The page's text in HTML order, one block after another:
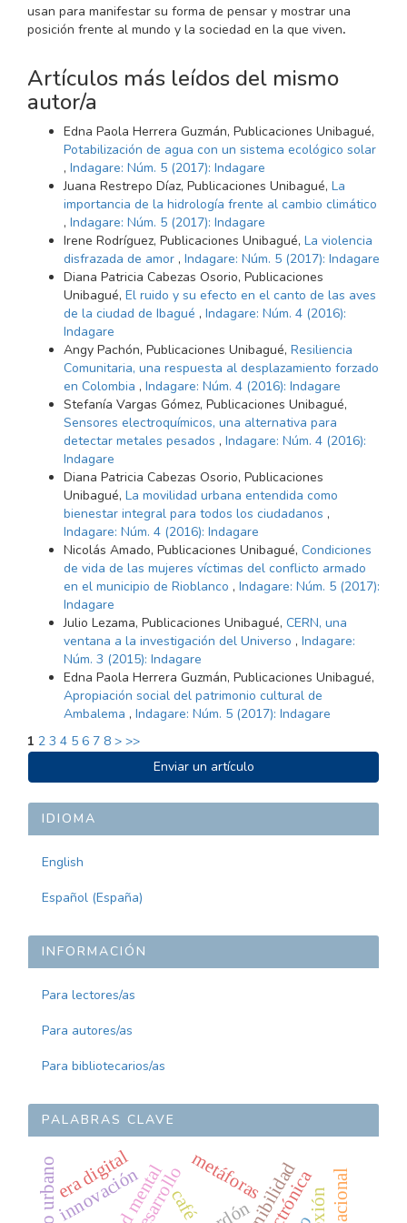
usan para manifestar su forma de pensar y mostrar una
posición frente al mundo y la sociedad en la que viven.
Artículos más leídos del mismo
autor/a
Edna Paola Herrera Guzmán, Publicaciones Unibagué,
Potabilización de agua con un sistema ecológico solar
, Indagare: Núm. 5 (2017): Indagare
Juana Restrepo Díaz, Publicaciones Unibagué, La
importancia de la hidrología frente al cambio climático
, Indagare: Núm. 5 (2017): Indagare
Irene Rodríguez, Publicaciones Unibagué, La violencia
disfrazada de amor , Indagare: Núm. 5 (2017): Indagare
Diana Patricia Cabezas Osorio, Publicaciones
Unibagué, El ruido y su efecto en el canto de las aves
de la ciudad de Ibagué , Indagare: Núm. 4 (2016):
Indagare
Angy Pachón, Publicaciones Unibagué, Resiliencia
Comunitaria, una respuesta al desplazamiento forzado
en Colombia , Indagare: Núm. 4 (2016): Indagare
Stefanía Vargas Gómez, Publicaciones Unibagué,
Sensores electroquímicos, una alternativa para
detectar metales pesados , Indagare: Núm. 4 (2016):
Indagare
Diana Patricia Cabezas Osorio, Publicaciones
Unibagué, La movilidad urbana entendida como
bienestar integral para todos los ciudadanos ,
Indagare: Núm. 4 (2016): Indagare
Nicolás Amado, Publicaciones Unibagué, Condiciones
de vida de las mujeres víctimas del conflicto armado
en el municipio de Rioblanco , Indagare: Núm. 5 (2017):
Indagare
Julio Lezama, Publicaciones Unibagué, CERN, una
ventana a la investigación del Universo , Indagare:
Núm. 3 (2015): Indagare
Edna Paola Herrera Guzmán, Publicaciones Unibagué,
Apropiación social del patrimonio cultural de
Ambalema , Indagare: Núm. 5 (2017): Indagare
1 2 3 4 5 6 7 8 > >>
ENVIAR
UN
ARTÍCULO
Enviar un artículo
IDIOMA
English
Español (España)
INFORMACIÓN
Para lectores/as
Para autores/as
Para bibliotecarios/as
PALABRAS CLAVE
café
desarrollometáforas
innovación
era digital